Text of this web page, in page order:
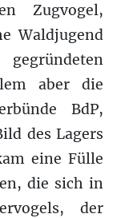
Zugvogel,
Waldjugend
aber die
BdP,
des Lagers
eine Fülle
die sich in
der